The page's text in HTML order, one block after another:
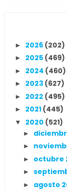
► 2026 (202)
► 2025 (469)
► 2024 (460)
► 2023 (627)
► 2022 (495)
► 2021 (445)
▼ 2020 (521)
►
►
► octubre
►
► agosto